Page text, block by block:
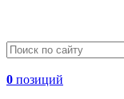
0 позиций